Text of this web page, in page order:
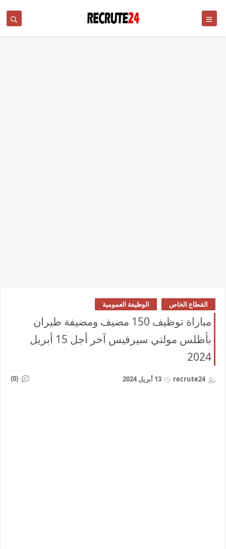
القطاع الخاص الوظيفة العمومية
مباراة توظيف 150 مضيف ومضيفة طيران
بأطلس مولتي سيرفيس آخر أجل 15 أبريل
2024
recrute24 13 أبريل 2024 (0)